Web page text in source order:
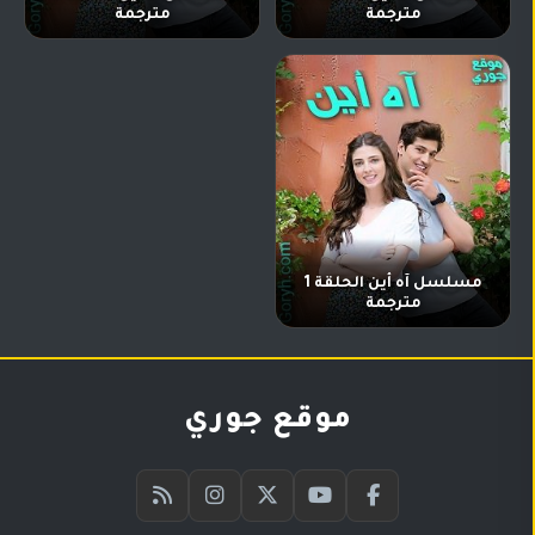
مترجمة
مترجمة
مسلسل آه أين الحلقة 1
مترجمة
موقع جوري